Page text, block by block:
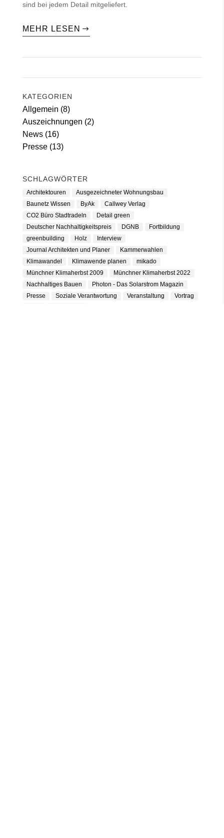
sind bei jedem Detail mitgeliefert.
MEHR LESEN
KATEGORIEN
Allgemein (8)
Auszeichnungen (2)
News(16)
Presse(13)
SCHLAGWÖRTER
Architektouren
Ausgezeichneter Wohnungsbau
Baunetz Wissen
ByAk
Callwey Verlag
CO2 Büro Stadtradeln
Detail green
Deutscher Nachhaltigkeitspreis
DGNB
Fortbildung
greenbuilding
Holz
Interview
Journal Architekten und Planer
Kammerwahlen
Klimawandel
Klimawende planen
mikado
Münchner Klimaherbst 2009
Münchner Klimaherbst 2022
Nachhaltiges Bauen
Photon - Das Solarstrom Magazin
Presse
Soziale Verantwortung Veranstaltung
Vortrag